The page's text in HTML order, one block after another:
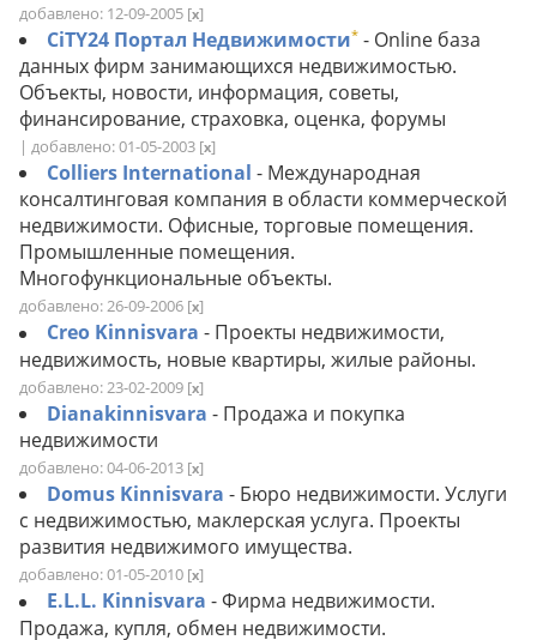
добавлено: 12-09-2005 [x]
CiTY24 Портал Недвижимости* - Online база
данных фирм занимающихся недвижимостью.
Объекты, новости, информация, советы,
финансирование, страховка, оценка, форумы
| добавлено: 01-05-2003 [x]
Colliers International - Международная
консалтинговая компания в области коммерческой
недвижимости. Офисные, торговые помещения.
Промышленные помещения.
Многофункциональные объекты.
добавлено: 26-09-2006 [x]
Creo Kinnisvara - Проекты недвижимости,
недвижимость, новые квартиры, жилые районы.
добавлено: 23-02-2009 [x]
Dianakinnisvara - Продажа и покупка
недвижимости
добавлено: 04-06-2013 [x]
Domus Kinnisvara - Бюро недвижимости. Услуги
с недвижимостью, маклерская услуга. Проекты
развития недвижимого имущества.
добавлено: 01-05-2010 [x]
E.L.L. Kinnisvara - Фирма недвижимости.
Продажа, купля, обмен недвижимости.